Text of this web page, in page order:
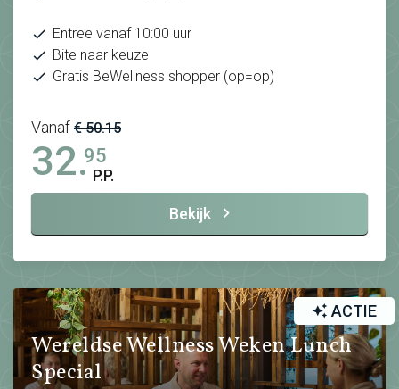
Entree vanaf 10:00 uur
Bite naar keuze
Gratis BeWellness shopper (op=op)
Vanaf € 50.15
32.95
P.P.
Bekijk
Wereldse Wellness Weken Lunch
Special
ACTIE